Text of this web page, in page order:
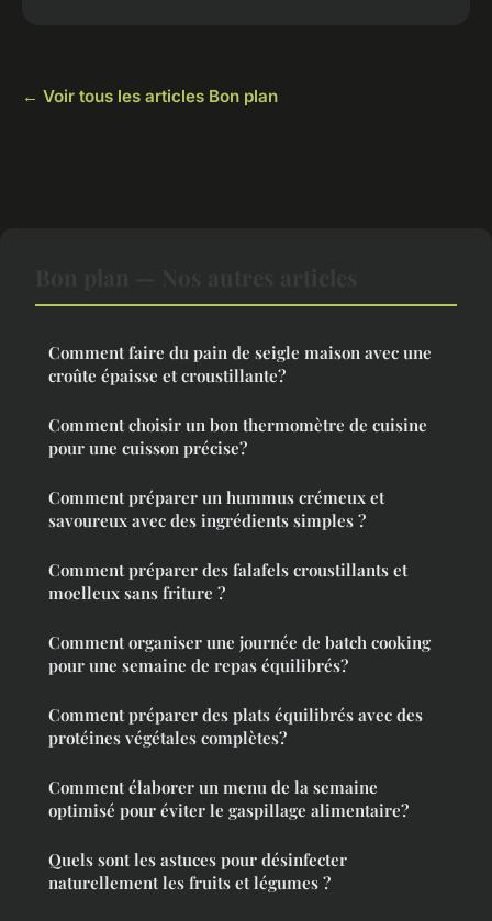
← Voir tous les articles Bon plan
Comment faire du pain de seigle maison avec une
croûte épaisse et croustillante?
Comment choisir un bon thermomètre de cuisine
pour une cuisson précise?
Comment préparer un hummus crémeux et
savoureux avec des ingrédients simples ?
Comment préparer des falafels croustillants et
moelleux sans friture ?
Comment organiser une journée de batch cooking
pour une semaine de repas équilibrés?
Comment préparer des plats équilibrés avec des
protéines végétales complètes?
Comment élaborer un menu de la semaine
optimisé pour éviter le gaspillage alimentaire?
Quels sont les astuces pour désinfecter
naturellement les fruits et légumes ?